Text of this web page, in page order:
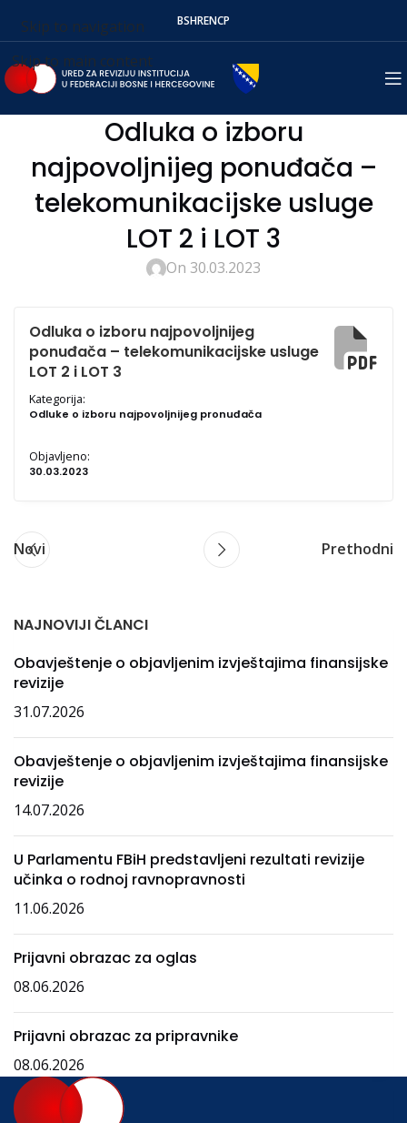
Skip to navigation
Skip to main content
BSHRENСР
Odluka o izboru
najpovoljnijeg ponuđača –
telekomunikacijske usluge
LOT 2 i LOT 3
On 30.03.2023
Odluka o izboru najpovoljnijeg
ponuđača – telekomunikacijske usluge
LOT 2 i LOT 3
Kategorija:
Odluke o izboru najpovoljnijeg pronuđača
Objavljeno:
30.03.2023
Novi Prethodni
NAJNOVIJI ČLANCI
Obavještenje o objavljenim izvještajima finansijske
revizije
31.07.2026
Obavještenje o objavljenim izvještajima finansijske
revizije
14.07.2026
U Parlamentu FBiH predstavljeni rezultati revizije
učinka o rodnoj ravnopravnosti
11.06.2026
Prijavni obrazac za oglas
08.06.2026
Prijavni obrazac za pripravnike
08.06.2026